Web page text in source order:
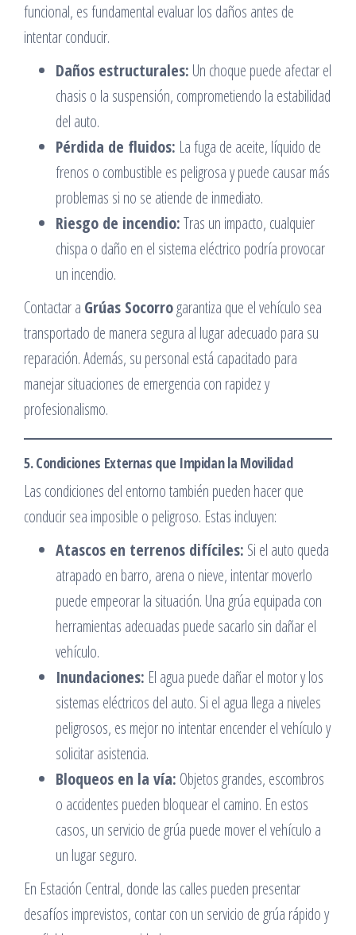
funcional, es fundamental evaluar los daños antes de
intentar conducir.
Daños estructurales: Un choque puede afectar el
chasis o la suspensión, comprometiendo la estabilidad
del auto.
Pérdida de fluidos: La fuga de aceite, líquido de
frenos o combustible es peligrosa y puede causar más
problemas si no se atiende de inmediato.
Riesgo de incendio:Tras un impacto, cualquier
chispa o daño en el sistema eléctrico podría provocar
un incendio.
Contactar a Grúas Socorrogarantiza que el vehículo sea
transportado de manera segura al lugar adecuado para su
reparación. Además, su personal está capacitado para
manejar situaciones de emergencia con rapidez y
profesionalismo.
5. Condiciones Externas que Impidan la Movilidad
Las condiciones del entorno también pueden hacer que
conducir sea imposible o peligroso. Estas incluyen:
Atascos en terrenos difíciles: Si el auto queda
atrapado en barro, arena o nieve, intentar moverlo
puede empeorar la situación. Una grúa equipada con
herramientas adecuadas puede sacarlo sin dañar el
vehículo.
Inundaciones: El agua puede dañar el motor y los
sistemas eléctricos del auto. Si el agua llega a niveles
peligrosos, es mejor no intentar encender el vehículo y
solicitar asistencia.
Bloqueos en la vía: Objetos grandes, escombros
o accidentes pueden bloquear el camino. En estos
casos, un servicio de grúa puede mover el vehículo a
un lugar seguro.
En Estación Central, donde las calles pueden presentar
desafíos imprevistos, contar con un servicio de grúa rápido y